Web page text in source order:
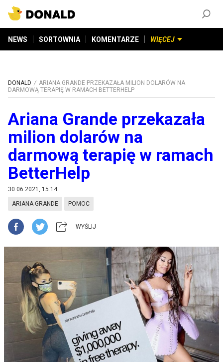
NEWS SORTOWNIA KOMENTARZE WIĘCEJ
DONALD
ARIANA GRANDE PRZEKAZAŁA MILION DOLARÓW NA
DARMOWĄ TERAPIĘ W RAMACH BETTERHELP
Ariana Grande przekazała
milion dolarów na
darmową terapię w ramach
BetterHelp
30.06.2021, 15:14
ARIANA GRANDE POMOC
WYŚLIJ